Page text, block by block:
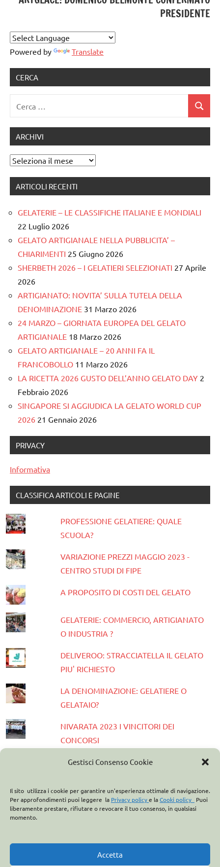
Gestisci Consenso Cookie
Il sito utilizza i cookie per garantire un'esperienza ottimale di navigazione.
Per approfondimenti puoi leggere la Privacy policye laCooki policy
Puoi
liberamente prestare, rifiutare o revocare il tuo consenso, in qualsiasi
momento.
Accetta
PRESIDENTE
Powered by Translate
CERCA
per:
Cerca
ARCHIVI
Archivi
ARTICOLI RECENTI
GELATERIE – LE CLASSIFICHE ITALIANE E MONDIALI
22 Luglio 2026
GELATO ARTIGIANALE NELLA PUBBLICITA’ –
CHIARIMENTI 25 Giugno 2026
SHERBETH 2026 – I GELATIERI SELEZIONATI 27 Aprile
2026
ARTIGIANATO: NOVITA’ SULLA TUTELA DELLA
DENOMINAZIONE 31 Marzo 2026
24 MARZO – GIORNATA EUROPEA DEL GELATO
ARTIGIANALE 18 Marzo 2026
GELATO ARTIGIANALE – 20 ANNI FA IL
FRANCOBOLLO 11 Marzo 2026
LA RICETTA 2026 GUSTO DELL’ANNO GELATO DAY 2
Febbraio 2026
SINGAPORE SI AGGIUDICA LA GELATO WORLD CUP
2026 21 Gennaio 2026
PRIVACY
Informativa
CLASSIFICA ARTICOLI E PAGINE
PROFESSIONE GELATIERE: QUALE
SCUOLA?
VARIAZIONE PREZZI MAGGIO 2023 -
CENTRO STUDI DI FIPE
A PROPOSITO DI COSTI DEL GELATO
GELATERIE: COMMERCIO, ARTIGIANATO
O INDUSTRIA ?
DELIVEROO: STRACCIATELLA IL GELATO
PIU' RICHIESTO
LA DENOMINAZIONE: GELATIERE O
GELATAIO?
NIVARATA 2023 I VINCITORI DEI
CONCORSI
PRESENTATA LA GUIDA GELATERIE
ASSOCIAZIONE ITALIANA GELATIERI:
CASA OPTIMA PARTNER
CONO GELATO